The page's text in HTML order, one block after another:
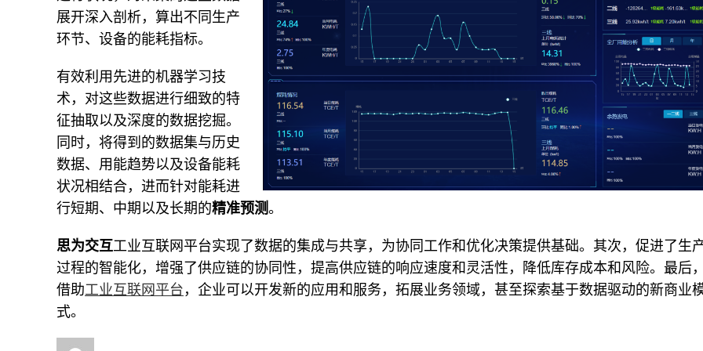
展开深入剖析，算出不同生产
环节、设备的能耗指标。
有效利用先进的机器学习技
术，对这些数据进行细致的特
征抽取以及深度的数据挖掘。
同时，将得到的数据集与历史
数据、用能趋势以及设备能耗
状况相结合，进而针对能耗进
行短期、中期以及长期的精准预测。
思为交互工业互联网平台实现了数据的集成与共享，为协同工作和优化决策提供基础。其次，促进了生
过程的智能化，增强了供应链的协同性，提高供应链的响应速度和灵活性，降低库存成本和风险。最后，
借助工业互联网平台，企业可以开发新的应用和服务，拓展业务领域，甚至探索基于数据驱动的新商业
式。